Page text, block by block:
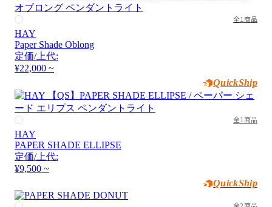
全1商品
HAY
Paper Shade Oblong
定価/上代:
¥22,000 ~
QuickShip
全1商品
HAY
PAPER SHADE ELLIPSE
定価/上代:
¥9,500 ~
QuickShip